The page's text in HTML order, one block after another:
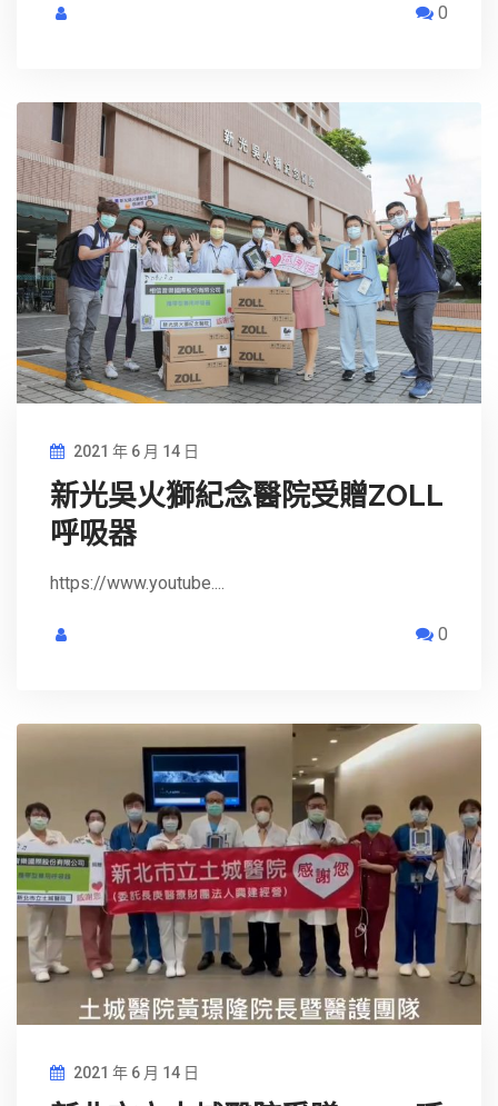
0
2021 年 6 月 14 日
新光吳火獅紀念醫院受贈ZOLL
呼吸器
https://www.youtube....
0
2021 年 6 月 14 日